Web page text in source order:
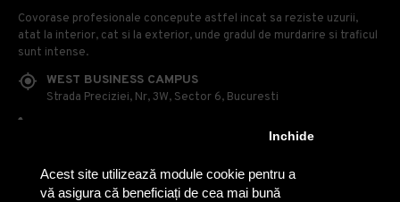
Acest site utilizează module cookie pentru a
vă asigura că beneficiați de cea mai bună
Inchide
Covorase profesionale concepute astfel incat sa reziste uzurii,
atat la interior, cat si la exterior, unde gradul de murdarire si traficul
sunt intense.
WEST BUSINESS CAMPUS
Strada Preciziei, Nr, 3W, Sector 6, Bucuresti
OFFICE@COVOARE-PROFESIONALE.RO